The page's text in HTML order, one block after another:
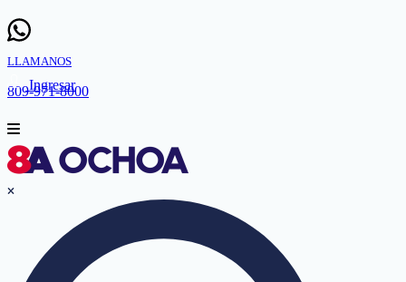
LLAMANOS
809-971-8000
Ingresar